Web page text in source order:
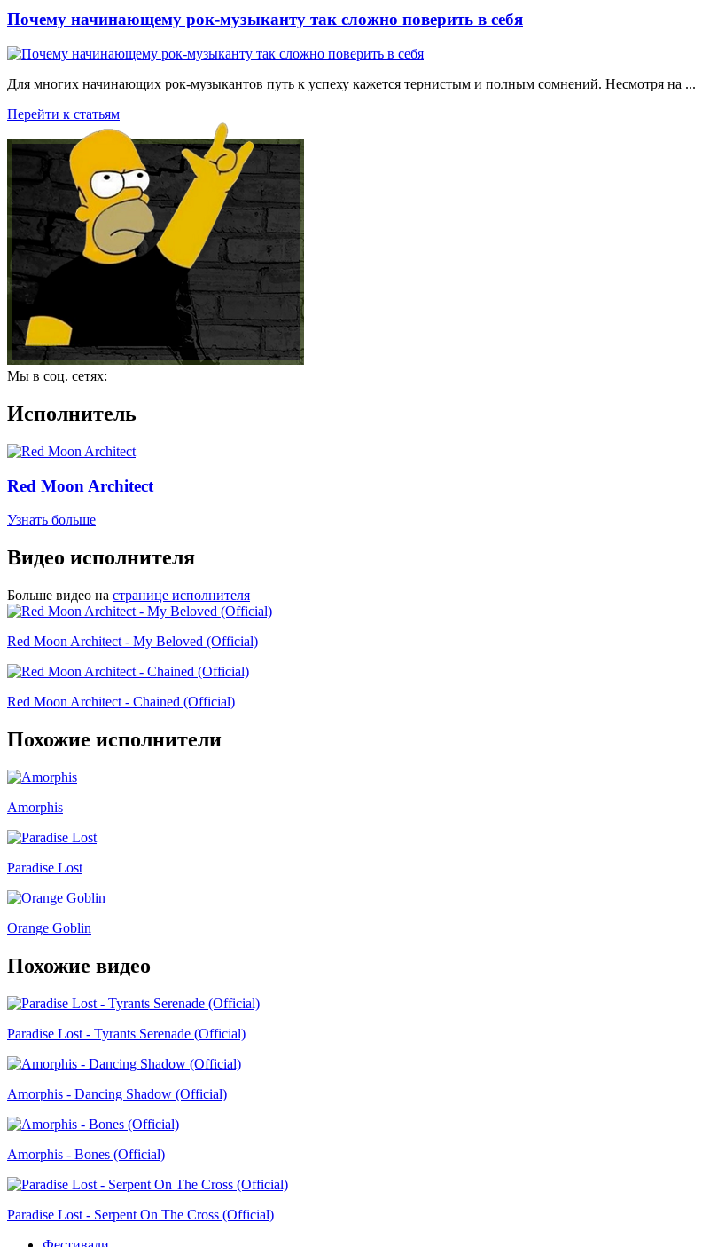
Почему начинающему рок-музыканту так сложно поверить в себя
Для многих начинающих рок-музыкантов путь к успеху кажется тернистым и полным сомнений. Несмотря на ...
Перейти к статьям
Мы в соц. сетях:
Исполнитель
Red Moon Architect
Узнать больше
Видео исполнителя
Больше видео на странице исполнителя
Red Moon Architect - My Beloved (Official)
Red Moon Architect - Chained (Official)
Похожие исполнители
Amorphis
Paradise Lost
Orange Goblin
Похожие видео
Paradise Lost - Tyrants Serenade (Official)
Amorphis - Dancing Shadow (Official)
Amorphis - Bones (Official)
Paradise Lost - Serpent On The Cross (Official)